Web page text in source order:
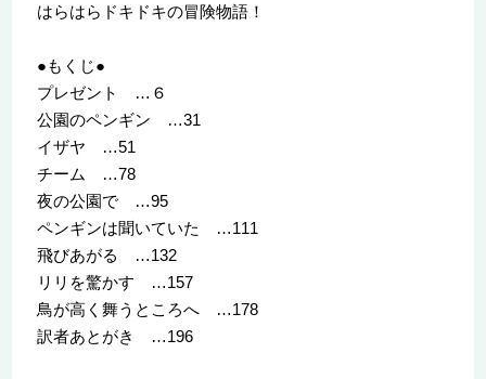
はらはらドキドキの冒険物語！
●もくじ●
プレゼント …６
公園のペンギン …31
イザヤ …51
チーム …78
夜の公園で …95
ペンギンは聞いていた …111
飛びあがる …132
リリを驚かす …157
鳥が高く舞うところへ …178
訳者あとがき …196